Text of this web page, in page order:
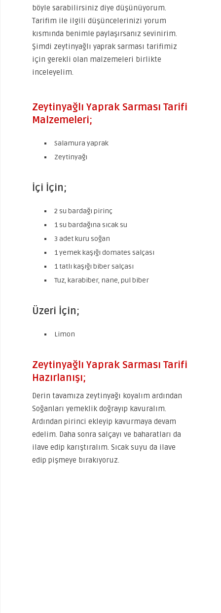
böyle sarabilirsiniz diye düşünüyorum.
Tarifim ile ilgili düşüncelerinizi yorum
kısmında benimle paylaşırsanız sevinirim.
Şimdi zeytinyağlı yaprak sarması tarifimiz
için gerekli olan malzemeleri birlikte
inceleyelim.
Zeytinyağlı Yaprak Sarması Tarifi
Malzemeleri;
Salamura yaprak
Zeytinyağı
İçi İçin;
2 su bardağı pirinç
1 su bardağına sıcak su
3 adet kuru soğan
1 yemek kaşığı domates salçası
1 tatlı kaşığı biber salçası
Tuz, karabiber, nane, pul biber
Üzeri İçin;
Limon
Zeytinyağlı Yaprak Sarması Tarifi
Hazırlanışı;
Derin tavamıza zeytinyağı koyalım ardından
Soğanları yemeklik doğrayıp kavuralım.
Ardından pirinci ekleyip kavurmaya devam
edelim. Daha sonra salçayı ve baharatları da
ilave edip karıştıralım. Sıcak suyu da ilave
edip pişmeye bırakıyoruz.